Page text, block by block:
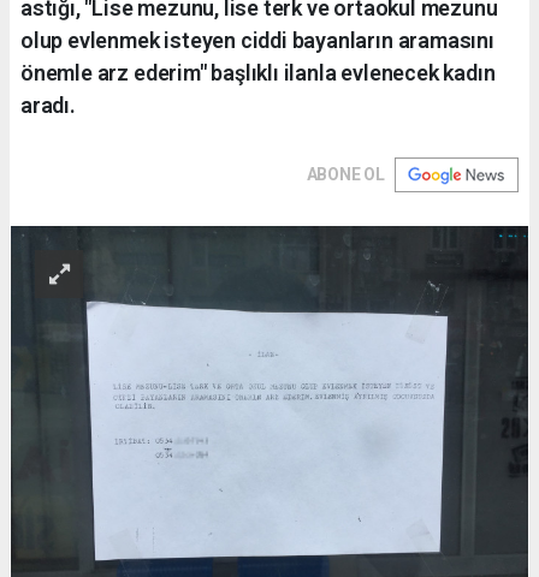
astığı, "Lise mezunu, lise terk ve ortaokul mezunu
olup evlenmek isteyen ciddi bayanların aramasını
önemle arz ederim" başlıklı ilanla evlenecek kadın
aradı.
ABONE OL